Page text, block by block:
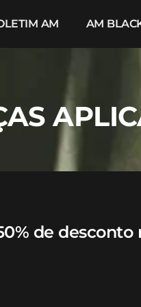
AM AM
de desconto